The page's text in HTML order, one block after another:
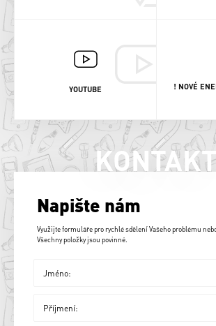
YOUTUBE ! NOVÉ
Napište nám
Využijte formuláře pro rychlé sdělení Vašeho problému nebo
Všechny položky jsou povinné.